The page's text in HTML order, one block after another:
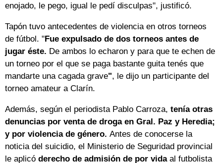
enojado, le pego, igual le pedí disculpas", justificó.
Tapón tuvo antecedentes de violencia en otros torneos
de fútbol. "Fue expulsado de dos torneos antes de
jugar éste. De ambos lo echaron y para que te echen de
un torneo por el que se paga bastante guita tenés que
mandarte una cagada grave", le dijo un participante del
torneo amateur a Clarín.
Además, según el periodista Pablo Carroza, tenía otras
denuncias por venta de droga en Gral. Paz y Heredia;
y por violencia de género. Antes de conocerse la
noticia del suicidio, el Ministerio de Seguridad provincial
le aplicó derecho de admisión de por vida al futbolista